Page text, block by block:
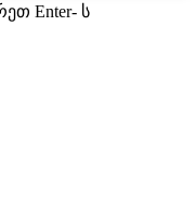
Enter- ს